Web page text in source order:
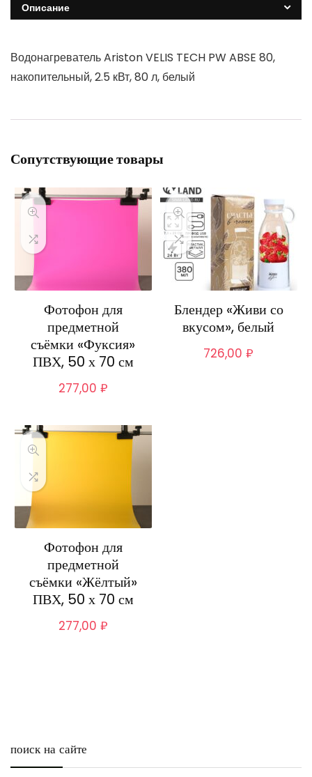
Описание
Водонагреватель Ariston VELIS TECH PW ABSE 80,
накопительный, 2.5 кВт, 80 л, белый
Сопутствующие товары
Фотофон для
предметной
съёмки «Фуксия»
ПВХ, 50 х 70 см
277,00 ₽
Блендер «Живи со
вкусом», белый
726,00₽
Фотофон для
предметной
съёмки «Жёлтый»
ПВХ, 50 х 70 см
277,00 ₽
поиск на сайте